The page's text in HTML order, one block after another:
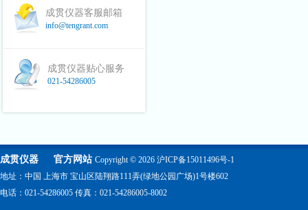
成贯仪器客服邮箱
info@tengrant.com
成贯仪器贴心服务
021-54286005
成贯仪器 官方网站 Copyright © 2026 沪ICP备15011496号-1
地址：中国 上海市 宝山区陆翔路111弄(绿地公园广场)1号楼602
电话：021-54286005 传真：021-54286005-8002